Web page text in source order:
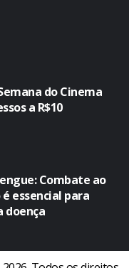
do Cinema
a R$10
Combate ao
essencial para
doença